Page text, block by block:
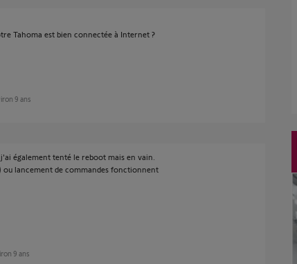
Tahoma est bien connectée à Internet ?
9 ans
également tenté le reboot mais en vain.
lancement de commandes fonctionnent
9 ans